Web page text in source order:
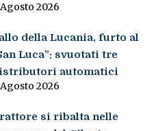
2026
della Lucania, furto al
Luca”: svuotati tre
automatici
2026
si ribalta nelle